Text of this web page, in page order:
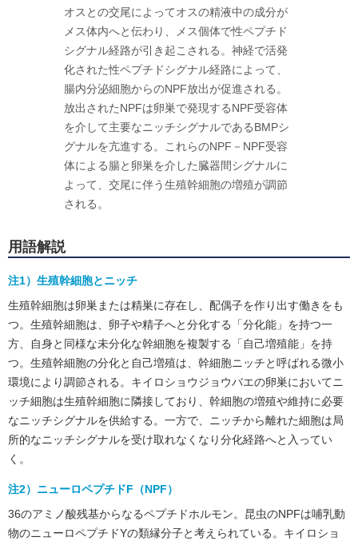
オスとの交尾によってオスの精液中の成分が
メス体内へと伝わり、メス個体で性ペプチド
シグナル経路が引き起こされる。神経で活発
化された性ペプチドシグナル経路によって、
腸内分泌細胞からのNPF放出が促進される。
放出されたNPFは卵巣で発現するNPF受容体
を介して主要なニッチシグナルであるBMPシ
グナルを亢進する。これらのNPF－NPF受容
体による腸と卵巣を介した臓器間シグナルに
よって、交尾に伴う生殖幹細胞の増殖が調節
される。
用語解説
注1）生殖幹細胞とニッチ
生殖幹細胞は卵巣または精巣に存在し、配偶子を作り出す働きをも
つ。生殖幹細胞は、卵子や精子へと分化する「分化能」を持つ一
方、自身と同様な未分化な幹細胞を複製する「自己増殖能」を持
つ。生殖幹細胞の分化と自己増殖は、幹細胞ニッチと呼ばれる微小
環境により調節される。キイロショウジョウバエの卵巣においてニ
ッチ細胞は生殖幹細胞に隣接しており、幹細胞の増殖や維持に必要
なニッチシグナルを供給する。一方で、ニッチから離れた細胞は局
所的なニッチシグナルを受け取れなくなり分化経路へと入ってい
く。
注2）ニューロペプチドF（NPF）
36のアミノ酸残基からなるペプチドホルモン。昆虫のNPFは哺乳動
物のニューロペプチドYの類縁分子と考えられている。キイロショ